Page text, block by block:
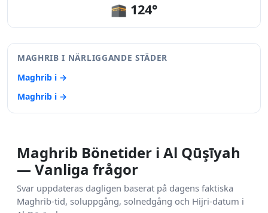
🕋 124°
MAGHRIB I NÄRLIGGANDE STÄDER
Maghrib i →
Maghrib i →
Maghrib Bönetider i Al Qūşīyah
— Vanliga frågor
Svar uppdateras dagligen baserat på dagens faktiska
Maghrib-tid, soluppgång, solnedgång och Hijri-datum i